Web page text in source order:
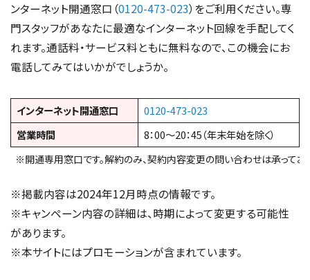
ンターネット開通窓口（0120-473-023）をご利用ください。専
門スタッフがあなたに最適なインターネット回線を手配してく
れます。通話料・サービス料ともに無料なので、この機会にお
電話してみてはいかがでしょうか。
インターネット開通窓口
0120-473-023
営業時間
8：00～20：45（年末年始を除く）
※開通専用窓口です。解約のみ、契約内容変更の問い合わせは承ってお
※掲載内容は2024年12月時点の情報です。
※キャンペーン内容の詳細は、時期によって変更する可能性
があります。
※本サイトにはプロモーションが含まれています。